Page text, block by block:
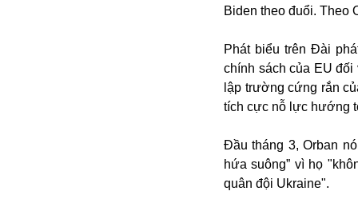
Biden theo đuổi. Theo
Phát biểu trên Đài
chính sách của EU đối
lập trường cứng rắn
tích cực nỗ lực hướng
Đầu tháng 3, Orban
hứa suông” vì họ
quân đội Ukraine".